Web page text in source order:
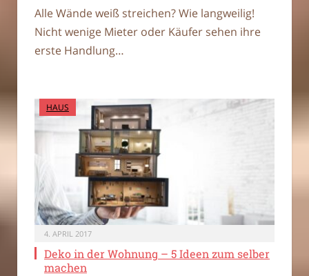
Alle Wände weiß streichen? Wie langweilig!
Nicht wenige Mieter oder Käufer sehen ihre
erste Handlung…
HAUS
4. APRIL 2017
Deko in der Wohnung – 5 Ideen zum selber
machen